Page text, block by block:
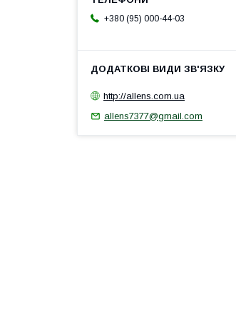
+380 (95) 000-44-03
http://allens.com.ua
allens7377@gmail.com